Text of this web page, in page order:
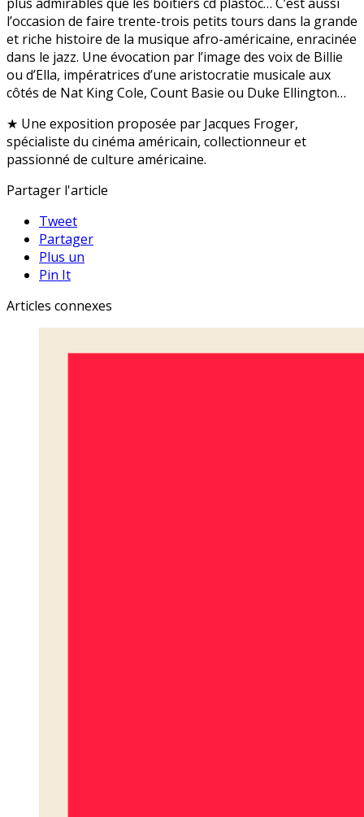
l’occasion de faire trente-trois petits tours dans la grande
et riche histoire de la musique afro-américaine, enracinée
dans le jazz. Une évocation par l’image des voix de Billie
ou d’Ella, impératrices d’une aristocratie musicale aux
côtés de Nat King Cole, Count Basie ou Duke Ellington…
★ Une exposition proposée par Jacques Froger,
spécialiste du cinéma américain, collectionneur et
passionné de culture américaine.
Partager l'article
Tweet
Partager
Plus un
Pin It
Articles connexes